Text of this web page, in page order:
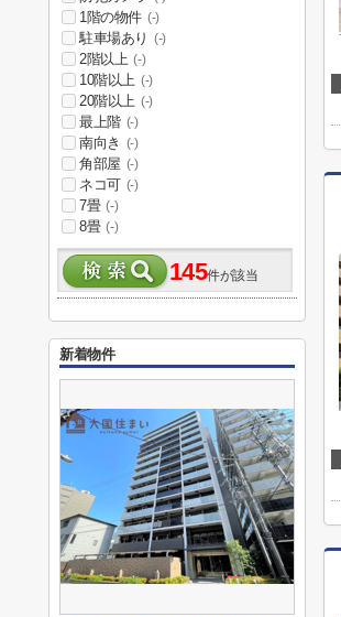
1階の物件 (-)
駐車場あり (-)
2階以上 (-)
10階以上 (-)
20階以上 (-)
最上階 (-)
南向き (-)
角部屋 (-)
ネコ可 (-)
7畳 (-)
8畳 (-)
145件が該当
新着物件